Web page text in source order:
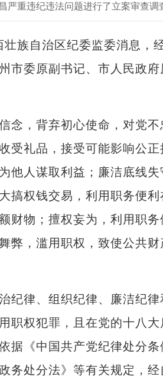
严重违纪违法问题进行了立案审查调
自治区纪委监委消息，
市委原副书记、市人民政
，背弃初心使命，对党不
受礼品，接受可能影响公
他人谋取利益；廉洁底线
搞权钱交易，利用职务便
财物；擅权妄为，利用职
弊，滥用职权，致使公共
律、组织纪律、廉洁纪律
职权犯罪，且在党的十八
据《中国共产党纪律处分条
务处分法》等有关规定，